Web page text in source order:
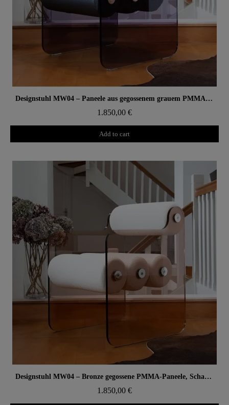
Aperçu rapide Designstuhl MW04 – Paneele aus gegossenem grauem PMMA, Schaumsitz
1.850,00 €
Add to cart
Aperçu rapide Designstuhl MW04 – Bronze gegossene PMMA-Paneele, Schaumsitz
1.850,00 €